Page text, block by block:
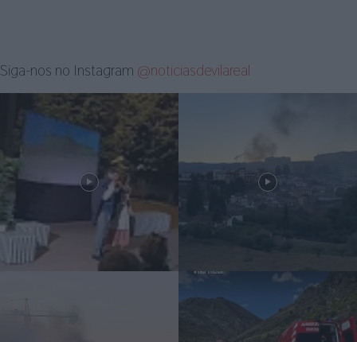
Siga-nos no Instagram @noticiasdevilareal